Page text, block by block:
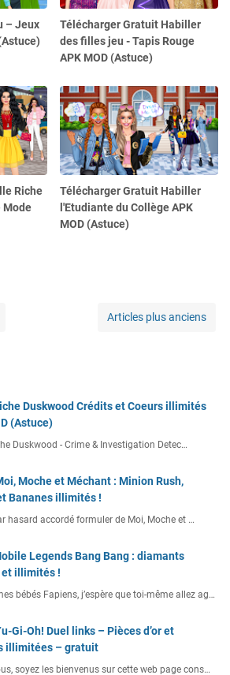
– Jeux
Télécharger Gratuit Habiller
des filles jeu - Tapis Rouge
APK MOD (Astuce)
Riche
Mode
Télécharger Gratuit Habiller
l'Etudiante du Collège APK
MOD (Astuce)
Articles plus anciens
Duskwood Crédits et Coeurs illimités
(Astuce)
Duskwood - Crime & Investigation Detec…
Moche et Méchant : Minion Rush,
Bananes illimités !
hasard accordé formuler de Moi, Moche et …
Legends Bang Bang : diamants
illimités !
bébés Fapiens, j’espère que toi-même allez ag…
Gi-Oh! Duel links – Pièces d’or et
illimitées – gratuit
soyez les bienvenus sur cette web page cons…